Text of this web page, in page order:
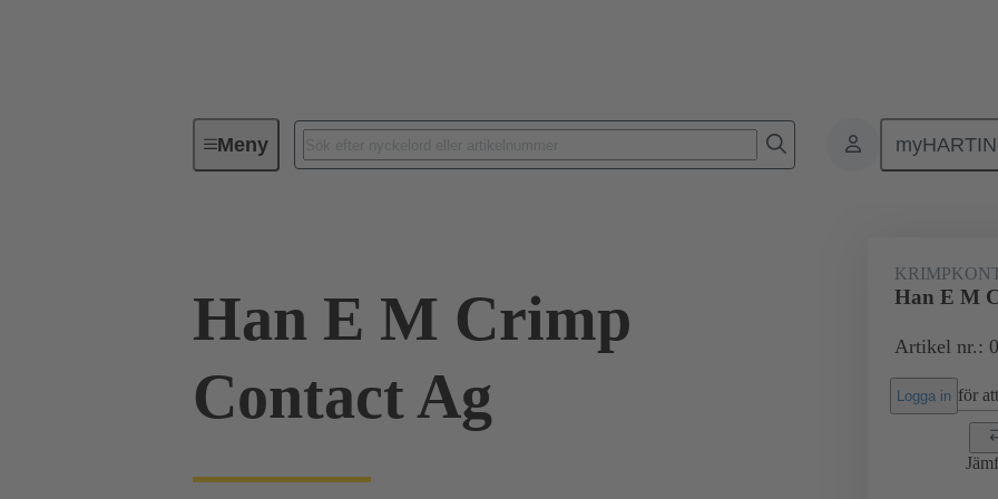
MenyIndustriella kontaktdon / Han® Kontakter Elektrisk
Han E M Crimp
Contact Ag
Han E M
Artikel nr.:
Logga in för